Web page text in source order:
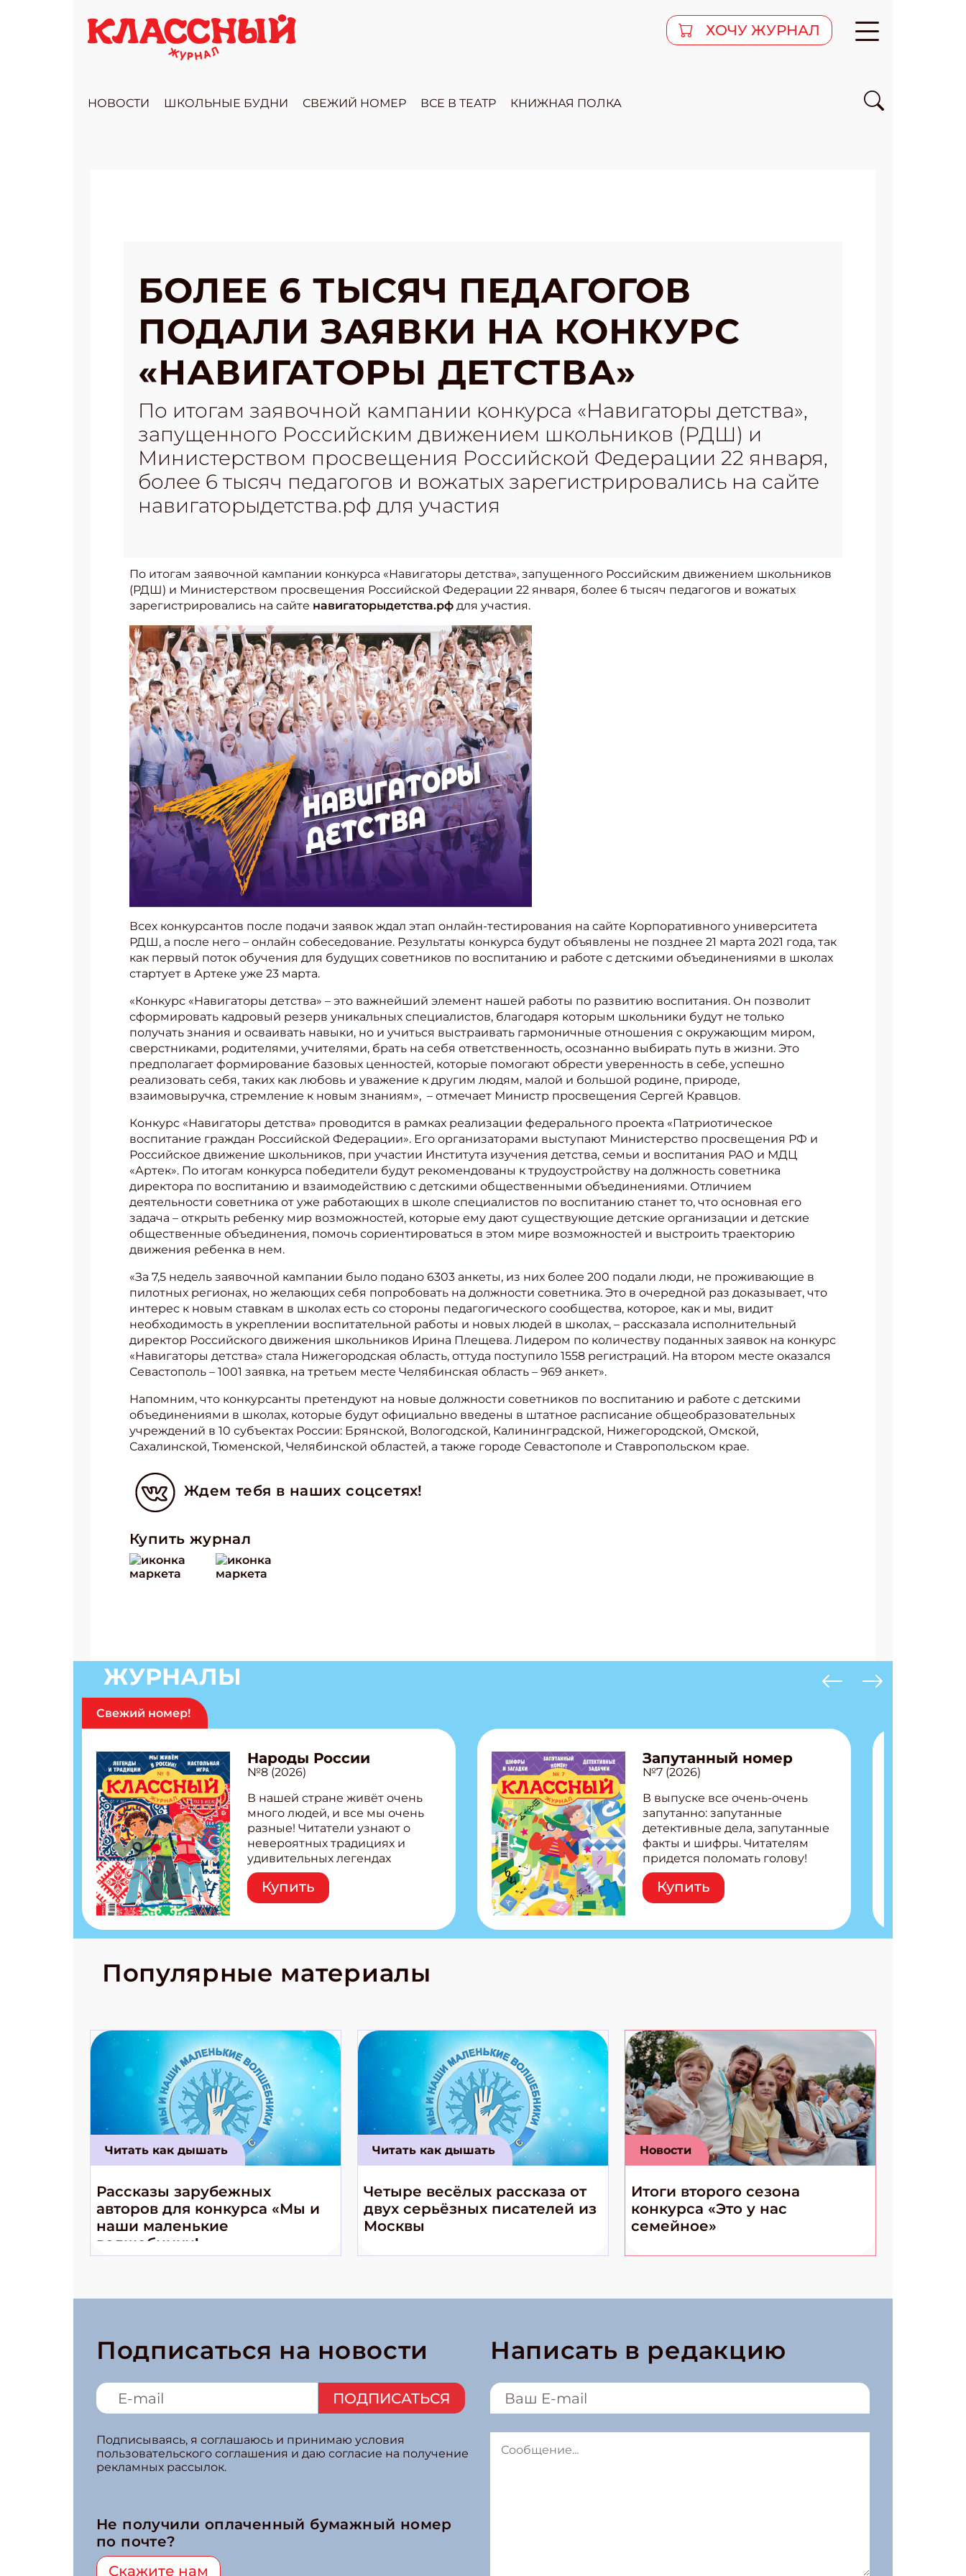
ХОЧУ ЖУРНАЛ
НОВОСТИ ШКОЛЬНЫЕ БУДНИ СВЕЖИЙ НОМЕР ВСЕ В ТЕАТР КНИЖНАЯ ПОЛКА
БОЛЕЕ 6 ТЫСЯЧ ПЕДАГОГОВ
ПОДАЛИ ЗАЯВКИ НА КОНКУРС
«НАВИГАТОРЫ ДЕТСТВА»
По итогам заявочной кампании конкурса «Навигаторы детства»,
запущенного Российским движением школьников (РДШ) и
Министерством просвещения Российской Федерации 22 января,
более 6 тысяч педагогов и вожатых зарегистрировались на сайте
навигаторыдетства.рф для участия
По итогам заявочной кампании конкурса «Навигаторы детства», запущенного Российским движением школьников
(РДШ) и Министерством просвещения Российской Федерации 22 января, более 6 тысяч педагогов и вожатых
зарегистрировались на сайте навигаторыдетства.рф для участия.
Всех конкурсантов после подачи заявок ждал этап онлайн-тестирования на сайте Корпоративного университета
РДШ, а после него – онлайн собеседование. Результаты конкурса будут объявлены не позднее 21 марта 2021 года, так
как первый поток обучения для будущих советников по воспитанию и работе с детскими объединениями в школах
стартует в Артеке уже 23 марта.
«Конкурс «Навигаторы детства» – это важнейший элемент нашей работы по развитию воспитания. Он позволит
сформировать кадровый резерв уникальных специалистов, благодаря которым школьники будут не только
получать знания и осваивать навыки, но и учиться выстраивать гармоничные отношения с окружающим миром,
сверстниками, родителями, учителями, брать на себя ответственность, осознанно выбирать путь в жизни. Это
предполагает формирование базовых ценностей, которые помогают обрести уверенность в себе, успешно
реализовать себя, таких как любовь и уважение к другим людям, малой и большой родине, природе,
взаимовыручка, стремление к новым знаниям», ­ – отмечает Министр просвещения Сергей Кравцов.
Конкурс «Навигаторы детства» проводится в рамках реализации федерального проекта «Патриотическое
воспитание граждан Российской Федерации». Его организаторами выступают Министерство просвещения РФ и
Российское движение школьников, при участии Института изучения детства, семьи и воспитания РАО и МДЦ
«Артек». По итогам конкурса победители будут рекомендованы к трудоустройству на должность советника
директора по воспитанию и взаимодействию с детскими общественными объединениями. Отличием
деятельности советника от уже работающих в школе специалистов по воспитанию станет то, что основная его
задача – открыть ребенку мир возможностей, которые ему дают существующие детские организации и детские
общественные объединения, помочь сориентироваться в этом мире возможностей и выстроить траекторию
движения ребенка в нем.
«За 7,5 недель заявочной кампании было подано 6303 анкеты, из них более 200 подали люди, не проживающие в
пилотных регионах, но желающих себя попробовать на должности советника. Это в очередной раз доказывает, что
интерес к новым ставкам в школах есть со стороны педагогического сообщества, которое, как и мы, видит
необходимость в укреплении воспитательной работы и новых людей в школах, – рассказала исполнительный
директор Российского движения школьников Ирина Плещева. Лидером по количеству поданных заявок на конкурс
«Навигаторы детства» стала Нижегородская область, оттуда поступило 1558 регистраций. На втором месте оказался
Севастополь – 1001 заявка, на третьем месте Челябинская область – 969 анкет».
Напомним, что конкурсанты претендуют на новые должности советников по воспитанию и работе с детскими
объединениями в школах, которые будут официально введены в штатное расписание общеобразовательных
учреждений в 10 субъектах России: Брянской, Вологодской, Калининградской, Нижегородской, Омской,
Сахалинской, Тюменской, Челябинской областей, а также городе Севастополе и Ставропольском крае.
Ждем тебя в наших соцсетях!
Купить журнал
ЖУРНАЛЫ
Свежий номер!
Народы России
№8 (2026)
В нашей стране живёт очень
много людей, и все мы очень
разные! Читатели узнают о
невероятных традициях и
удивительных легендах
народов России! Внутри:
Легенды татар, башкир и
бурятов Настольная игра
странные слова Традиционные
космические приключения!
Купить
Запутанный номер
№7 (2026)
В выпуске все очень-очень
запутанно: запутанные
детективные дела, запутанные
факты и шифры. Читателям
придется поломать голову!
Внутри: Шифры и
расшифровки Плетем
запутанные поделки
Ищем коды 3 комикса
Купить
Популярные материалы
Читать как дышать
Рассказы зарубежных
авторов для конкурса «Мы и
наши маленькие
волшебники!»
Читать как дышать
Четыре весёлых рассказа от
двух серьёзных писателей из
Москвы
Новости
Итоги второго сезона
конкурса «Это у нас
семейное»
Подписаться на новости
ПОДПИСАТЬСЯ
Подписываясь, я соглашаюсь и принимаю условия
пользовательского соглашения и даю согласие на получение
рекламных рассылок.
Не получили оплаченный бумажный номер
по почте?
Скажите нам
Написать в редакцию